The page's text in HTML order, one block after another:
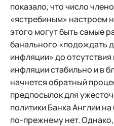
показало, что число
«ястребиным» настроем
этого могут быть самые
банального «подождать
инфляции» до
инфляции стабильно и в
начнется обратный
предпосылок для
политики Банка Англии
по-прежнему нет.